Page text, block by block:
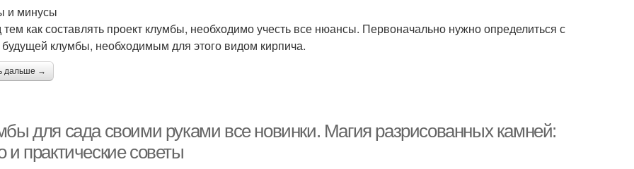
и минусы
как составлять проект клумбы, необходимо учесть все нюансы. Первоначально нужно определиться с
клумбы, необходимым для этого видом кирпича.
дальше →
для сада своими руками все новинки. Магия разрисованных камней:
и практические советы